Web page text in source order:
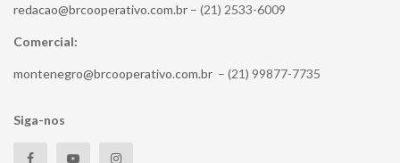
redacao@brcooperativo.com.br – (21) 2533-6009
Comercial:
montenegro@brcooperativo.com.br – (21) 99877-7735
Siga-nos